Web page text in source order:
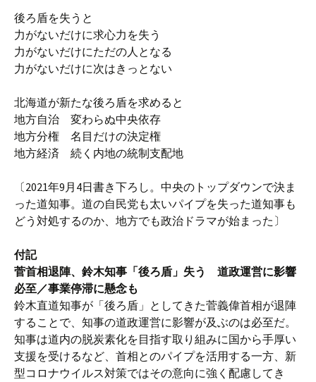
後ろ盾を失うと
力がないだけに求心力を失う
力がないだけにただの人となる
力がないだけに次はきっとない
北海道が新たな後ろ盾を求めると
地方自治 変わらぬ中央依存
地方分権 名目だけの決定権
地方経済 続く内地の統制支配地
〔2021年9月4日書き下ろし。中央のトップダウンで決ま
った道知事。道の自民党も太いパイプを失った道知事も
どう対処するのか、地方でも政治ドラマが始まった〕
付記
菅首相退陣、鈴木知事「後ろ盾」失う 道政運営に影響
必至／事業停滞に懸念も
鈴木直道知事が「後ろ盾」としてきた菅義偉首相が退陣
することで、知事の道政運営に影響が及ぶのは必至だ。
知事は道内の脱炭素化を目指す取り組みに国から手厚い
支援を受けるなど、首相とのパイプを活用する一方、新
型コロナウイルス対策ではその意向に強く配慮してき